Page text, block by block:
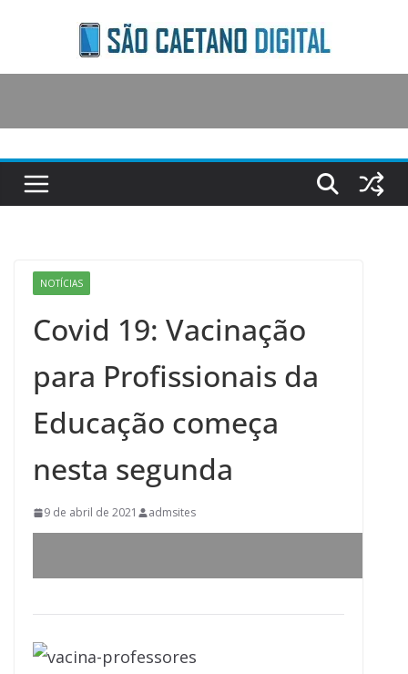
content
NOTÍCIAS
Covid 19: Vacinação
para Profissionais da
Educação começa
nesta segunda
9 de abril de 2021 admsites